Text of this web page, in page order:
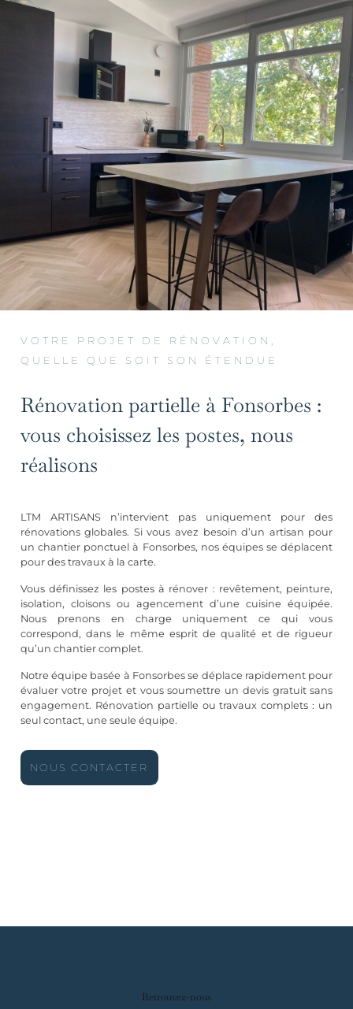
VOTRE PROJET DE RÉNOVATION,
QUELLE QUE SOIT SON ÉTENDUE
Rénovation partielle à Fonsorbes :
vous choisissez les postes, nous
réalisons
LTM ARTISANS n’intervient pas uniquement pour des
rénovations globales. Si vous avez besoin d’un artisan pour
un chantier ponctuel à Fonsorbes, nos équipes se déplacent
pour des travaux à la carte.
Vous définissez les postes à rénover : revêtement, peinture,
isolation, cloisons ou agencement d’une cuisine équipée.
Nous prenons en charge uniquement ce qui vous
correspond, dans le même esprit de qualité et de rigueur
qu’un chantier complet.
Notre équipe basée à Fonsorbes se déplace rapidement pour
évaluer votre projet et vous soumettre un devis gratuit sans
engagement. Rénovation partielle ou travaux complets : un
seul contact, une seule équipe.
NOUS CONTACTER
Retrouvez-nous